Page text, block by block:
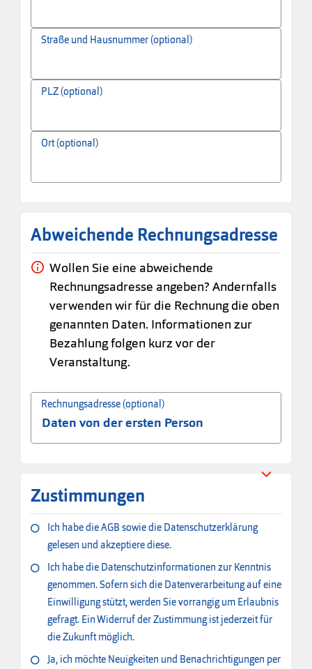
Straße und Hausnummer (optional)
PLZ (optional)
Ort (optional)
Abweichende Rechnungsadresse
Wollen Sie eine abweichende
Rechnungsadresse angeben? Andernfalls
verwenden wir für die Rechnung die oben
genannten Daten. Informationen zur
Bezahlung folgen kurz vor der
Veranstaltung.
Rechnungsadresse (optional)
Zustimmungen
Ich habe die AGB sowie die Datenschutzerklärung
gelesen und akzeptiere diese.
Ich habe die Datenschutzinformationen zur Kenntnis
genommen. Sofern sich die Datenverarbeitung auf eine
Einwilligung stützt, werden Sie vorrangig um Erlaubnis
gefragt. Ein Widerruf der Zustimmung ist jederzeit für
die Zukunft möglich.
Ja, ich möchte Neuigkeiten und Benachrichtigungen per